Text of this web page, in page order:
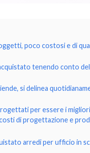
poco costosi e di
tenendo conto
si delinea
per essere i
di progettazione e
arredi per ufficio in